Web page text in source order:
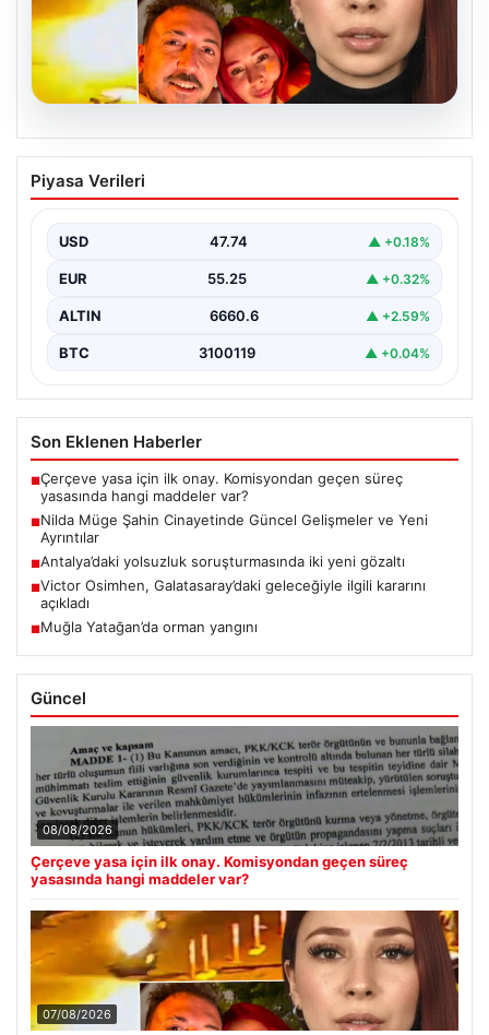
07.08.2026
Nilda Müge Şahin Cinayetinde Güncel
Gelişmeler ve Yeni Ayrıntılar
kadının hayatını kaybetmesine neden olan trajik…
Piyasa Verileri
USD 47.74 ▲ +0.18%
EUR 55.25 ▲ +0.32%
ALTIN 6660.6 ▲ +2.59%
BTC 3100119 ▲ +0.04%
Son Eklenen Haberler
■Çerçeve yasa için ilk onay. Komisyondan geçen süreç
yasasında hangi maddeler var?
■Nilda Müge Şahin Cinayetinde Güncel Gelişmeler ve Yeni
Ayrıntılar
■Antalya’daki yolsuzluk soruşturmasında iki yeni gözaltı
■Victor Osimhen, Galatasaray’daki geleceğiyle ilgili kararını
açıkladı
■Muğla Yatağan’da orman yangını
Güncel
08/08/2026
Çerçeve yasa için ilk onay. Komisyondan geçen süreç
yasasında hangi maddeler var?
07/08/2026